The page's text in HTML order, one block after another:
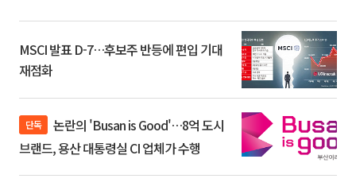
MSCI 발표 D-7…후보주 반등에 편입 기대
재점화
단독
브랜드, 용산 대통령실 CI 업체가 수행